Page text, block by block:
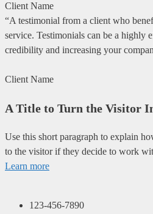
Client Name
“A testimonial from a client who
service. Testimonials can be a highly
credibility and increasing your
Client Name
A Title to Turn the Visitor
Use this short paragraph to explain
to the visitor if they decide to work
Learn more
123-456-7890